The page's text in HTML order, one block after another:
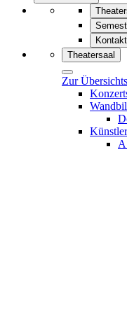
Kontakt
Theatersaal
Zur